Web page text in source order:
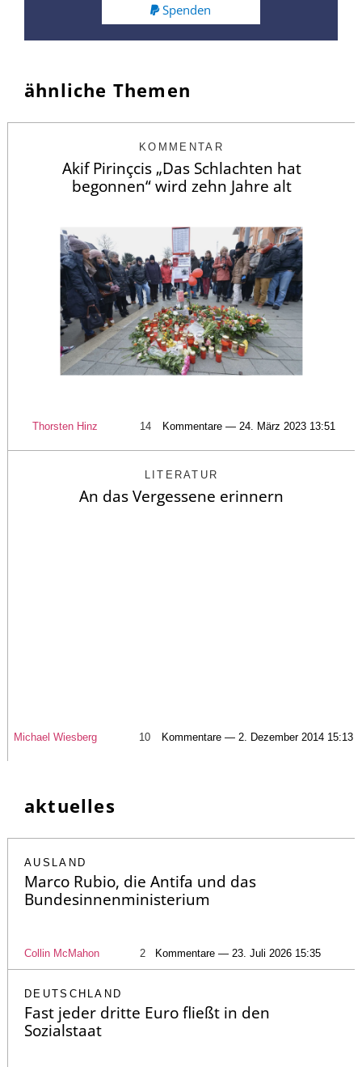
Spenden
ähnliche Themen
KOMMENTAR
Akif Pirinçcis „Das Schlachten hat
begonnen“ wird zehn Jahre alt
Thorsten Hinz 14 Kommentare — 24. März 2023 13:51
LITERATUR
An das Vergessene erinnern
Michael Wiesberg 10 Kommentare — 2. Dezember 2014 15:13
aktuelles
AUSLAND
Marco Rubio, die Antifa und das
Bundesinnenministerium
Collin McMahon 2 Kommentare — 23. Juli 2026 15:35
DEUTSCHLAND
Fast jeder dritte Euro fließt in den
Sozialstaat